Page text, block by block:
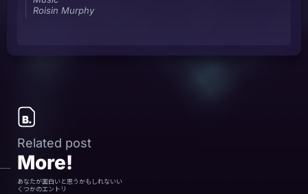
Roisin Murphy
Related post
More!
あなたが面白いと思うかもしれないい
くつかのエントリ